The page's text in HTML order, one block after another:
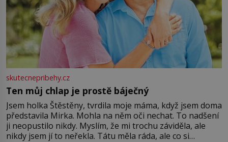
skutecnepribehy.cz
Ten můj chlap je prostě báječný
Jsem holka Štěstěny, tvrdila moje máma, když jsem doma
představila Mirka. Mohla na něm oči nechat. To nadšení
ji neopustilo nikdy. Myslím, že mi trochu záviděla, ale
nikdy jsem jí to neřekla. Tátu měla ráda, ale co si